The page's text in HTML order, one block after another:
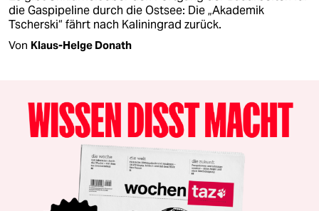
die Gaspipeline durch die Ostsee: Die „Akademik
Tscherski“ fährt nach Kaliningrad zurück.
Von Klaus-Helge Donath